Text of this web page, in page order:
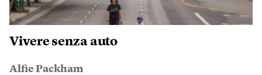
Vivere senza auto
Alfie Packham